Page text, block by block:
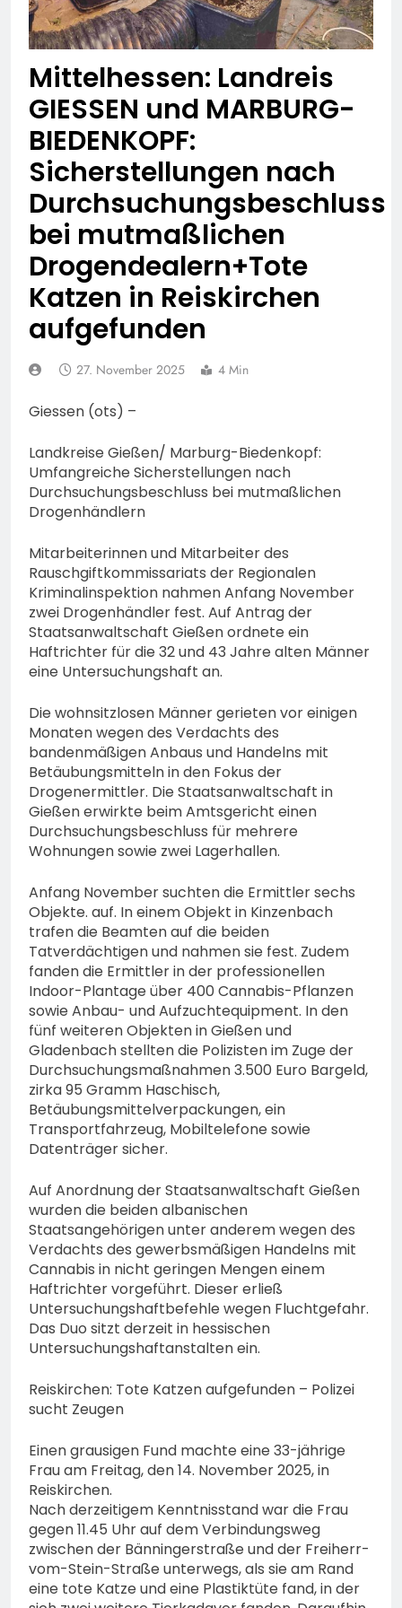
74-jähriger Claus-Peter
H. weiterhin vermisst –
Erneute Veröffentlichung
6. August 2026
Mittelhessen: Landreis
GIESSEN und MARBURG-
BIEDENKOPF:
Sicherstellungen nach
Durchsuchungsbeschluss
bei mutmaßlichen
Drogendealern+Tote
Katzen in Reiskirchen
aufgefunden
27. November 2025 4 Min
Giessen (ots) –
Landkreise Gießen/ Marburg-Biedenkopf:
Umfangreiche Sicherstellungen nach
Durchsuchungsbeschluss bei mutmaßlichen
Drogenhändlern
Mitarbeiterinnen und Mitarbeiter des
Rauschgiftkommissariats der Regionalen
Kriminalinspektion nahmen Anfang November
zwei Drogenhändler fest. Auf Antrag der
Staatsanwaltschaft Gießen ordnete ein
Haftrichter für die 32 und 43 Jahre alten Männer
eine Untersuchungshaft an.
Die wohnsitzlosen Männer gerieten vor einigen
Monaten wegen des Verdachts des
bandenmäßigen Anbaus und Handelns mit
Betäubungsmitteln in den Fokus der
Drogenermittler. Die Staatsanwaltschaft in
Gießen erwirkte beim Amtsgericht einen
Durchsuchungsbeschluss für mehrere
Wohnungen sowie zwei Lagerhallen.
Anfang November suchten die Ermittler sechs
Objekte. auf. In einem Objekt in Kinzenbach
trafen die Beamten auf die beiden
Tatverdächtigen und nahmen sie fest. Zudem
fanden die Ermittler in der professionellen
Indoor-Plantage über 400 Cannabis-Pflanzen
sowie Anbau- und Aufzuchtequipment. In den
fünf weiteren Objekten in Gießen und
Gladenbach stellten die Polizisten im Zuge der
Durchsuchungsmaßnahmen 3.500 Euro Bargeld,
zirka 95 Gramm Haschisch,
Betäubungsmittelverpackungen, ein
Transportfahrzeug, Mobiltelefone sowie
Datenträger sicher.
Auf Anordnung der Staatsanwaltschaft Gießen
wurden die beiden albanischen
Staatsangehörigen unter anderem wegen des
Verdachts des gewerbsmäßigen Handelns mit
Cannabis in nicht geringen Mengen einem
Haftrichter vorgeführt. Dieser erließ
Untersuchungshaftbefehle wegen Fluchtgefahr.
Das Duo sitzt derzeit in hessischen
Untersuchungshaftanstalten ein.
Reiskirchen: Tote Katzen aufgefunden – Polizei
sucht Zeugen
Einen grausigen Fund machte eine 33-jährige
Frau am Freitag, den 14. November 2025, in
Reiskirchen.
Nach derzeitigem Kenntnisstand war die Frau
gegen 11.45 Uhr auf dem Verbindungsweg
zwischen der Bänningerstraße und der Freiherr-
vom-Stein-Straße unterwegs, als sie am Rand
eine tote Katze und eine Plastiktüte fand, in der